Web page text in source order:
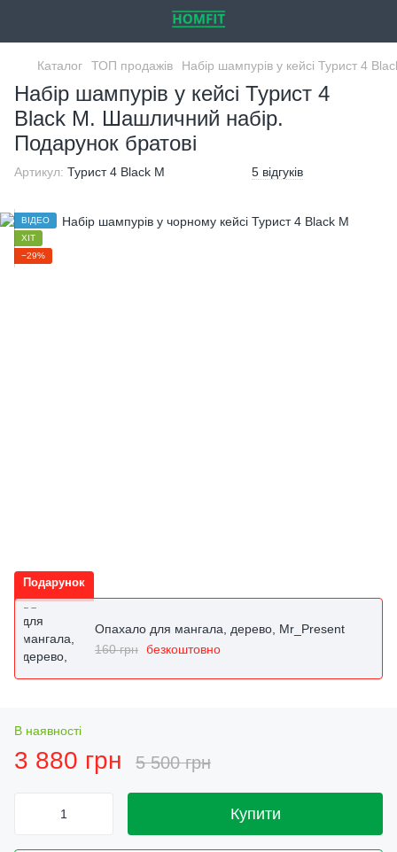
Каталог ТОП продажів Набір шампурів у кейсі Турист 4
Набір шампурів у кейсі Турист 4
Black M. Шашличний набір.
Подарунок братові
Артикул: Турист 4 Black M 5 відгуків
ВІДЕО
ХІТ
−29%
Подарунок
Опахало для мангала, дерево, Mr_Present
160 грн безкоштовно
В наявності
3 880 грн 5 500 грн
Купити